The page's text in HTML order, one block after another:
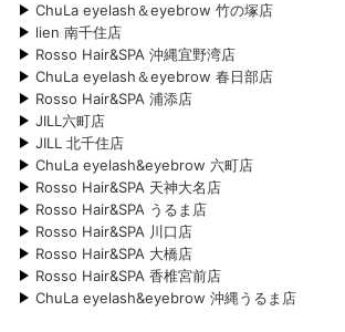
ChuLa eyelash＆eyebrow 竹の塚店
lien 南千住店
Rosso Hair&SPA 沖縄宜野湾店
ChuLa eyelash＆eyebrow 春日部店
Rosso Hair&SPA 浦添店
JILL六町店
JILL 北千住店
ChuLa eyelash&eyebrow 六町店
Rosso Hair&SPA 天神大名店
Rosso Hair&SPA うるま店
Rosso Hair&SPA 川口店
Rosso Hair&SPA 大橋店
Rosso Hair&SPA 香椎宮前店
ChuLa eyelash&eyebrow 沖縄うるま店